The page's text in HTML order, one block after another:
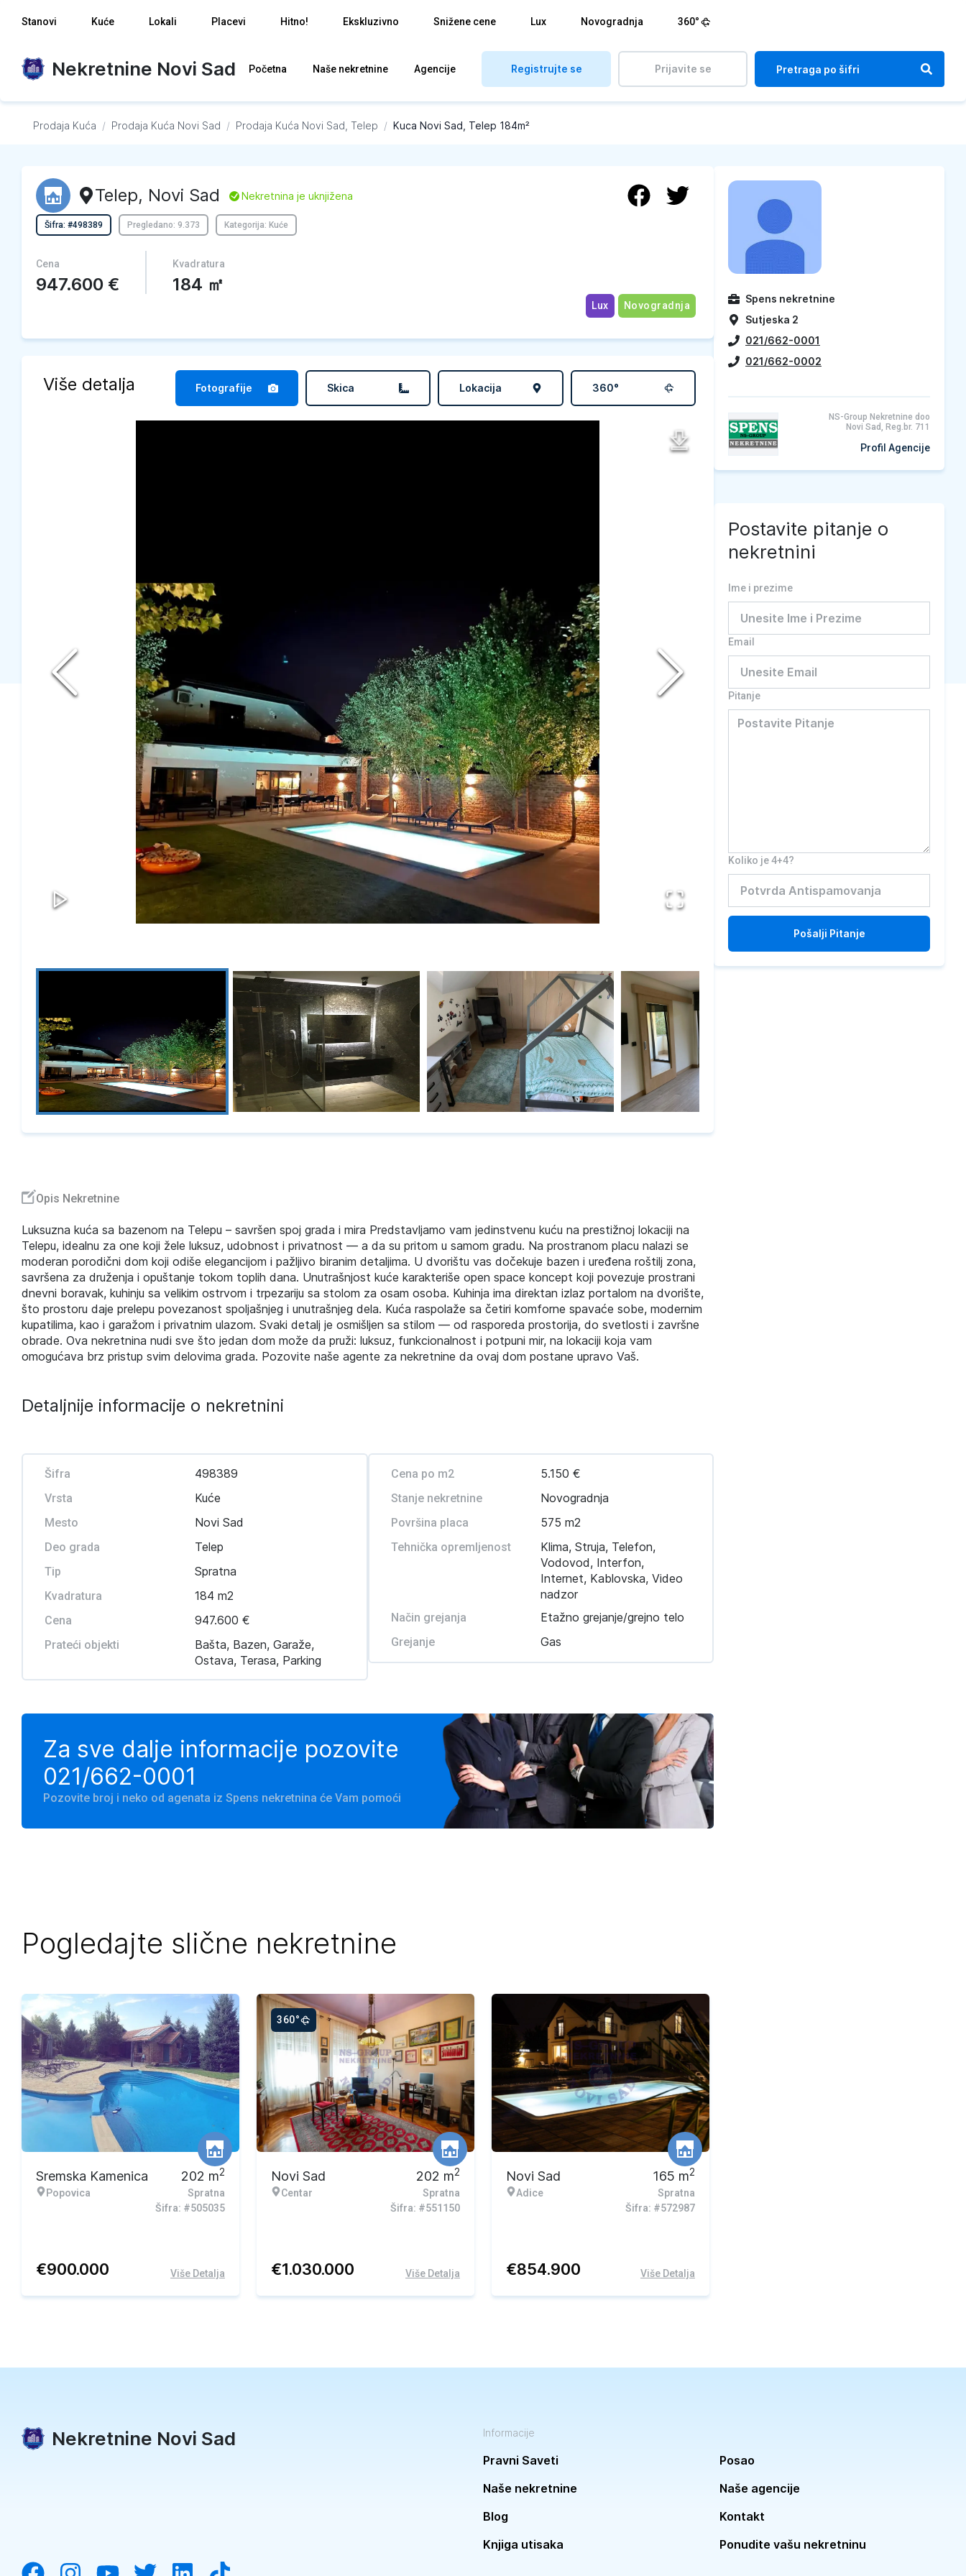
Stanovi Kuće Lokali Placevi Hitno! Ekskluzivno Snižene cene Lux Novogradnja 360°
Nekretnine Novi Sad Početna Naše nekretnine Agencije Registrujte se Prijavite se
Prodaja Kuća / Prodaja Kuća Novi Sad / Prodaja Kuća Novi Sad, Telep / Kuca Novi Sad, Telep 184m²
Telep, Novi Sad L Nekretnina je uknjižena
Šifra: #498389 Pregledano: 9.373 Kategorija: Kuće
Cena
947.600 €
Kvadratura
184 ㎡
Novogradnja
Lux
Više detalja Fotografije Skica Lokacija 360°
Opis Nekretnine
Luksuzna kuća sa bazenom na Telepu – savršen spoj grada i mira Predstavljamo vam jedinstvenu kuću na prestižnoj lokaciji na
Telepu, idealnu za one koji žele luksuz, udobnost i privatnost — a da su pritom u samom gradu. Na prostranom placu nalazi se
moderan porodični dom koji odiše elegancijom i pažljivo biranim detaljima. U dvorištu vas dočekuje bazen i uređena roštilj zona,
savršena za druženja i opuštanje tokom toplih dana. Unutrašnjost kuće karakteriše open space koncept koji povezuje prostrani
dnevni boravak, kuhinju sa velikim ostrvom i trpezariju sa stolom za osam osoba. Kuhinja ima direktan izlaz portalom na dvorište,
što prostoru daje prelepu povezanost spoljašnjeg i unutrašnjeg dela. Kuća raspolaže sa četiri komforne spavaće sobe, modernim
kupatilima, kao i garažom i privatnim ulazom. Svaki detalj je osmišljen sa stilom — od rasporeda prostorija, do svetlosti i završne
obrade. Ova nekretnina nudi sve što jedan dom može da pruži: luksuz, funkcionalnost i potpuni mir, na lokaciji koja vam
omogućava brz pristup svim delovima grada. Pozovite naše agente za nekretnine da ovaj dom postane upravo Vaš.
Detaljnije informacije o nekretnini
Šifra 498389
Vrsta Kuće
Mesto Novi Sad
Deo grada Telep
Tip Spratna
Kvadratura 184 m2
Cena 947.600 €
Prateći objekti
Bašta, Bazen, Garaže,
Ostava, Terasa, Parking
Cena po m2 5.150 €
Stanje nekretnine Novogradnja
Površina placa 575 m2
Tehnička opremljenost
Klima, Struja, Telefon,
Vodovod, Interfon,
Internet, Kablovska, Video
nadzor
Način grejanja Etažno grejanje/grejno telo
Grejanje Gas
Za sve dalje informacije pozovite
021/662-0001
Pozovite broj i neko od agenata iz Spens nekretnina će Vam pomoći
Spens nekretnine
Sutjeska 2
021/662-0001
021/662-0002
NS-Group Nekretnine doo
Novi Sad, Reg.br. 711
Profil Agencije
Postavite pitanje o
nekretnini
Ime i prezime
Email
Pitanje
Koliko je 4+4?
Pošalji Pitanje
Pogledajte slične nekretnine
Sremska Kamenica
Popovica
202 m2
Spratna
Šifra: #505035
€900.000 Više Detalja
360°
Novi Sad
Centar
202 m2
Spratna
Šifra: #551150
€1.030.000 Više Detalja
Novi Sad
Adice
165 m2
Spratna
Šifra: #572987
€854.900 Više Detalja
Nekretnine Novi Sad Informacije
Pravni Saveti
Posao
Naše nekretnine
Naše agencije
Blog
Kontakt
Knjiga utisaka
Ponudite vašu nekretninu